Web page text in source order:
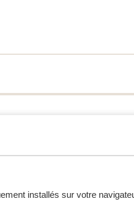
installés sur votre